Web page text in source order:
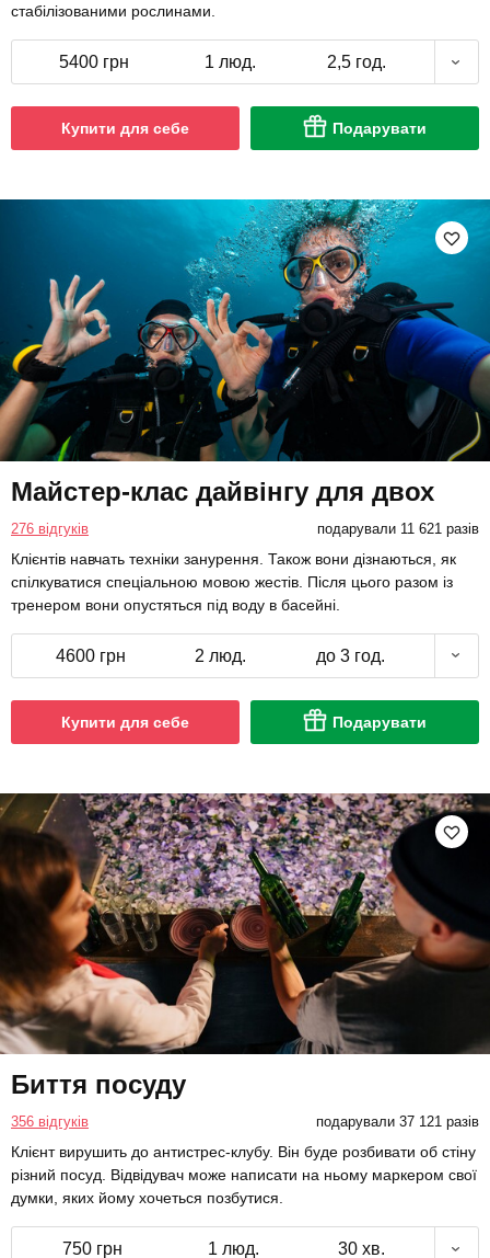
стабілізованими рослинами.
5400 грн 1 люд. 2,5 год.
Купити для себе Подарувати
Майстер-клас дайвінгу для двох
276 відгуків подарували 11 621 разів
Клієнтів навчать техніки занурення. Також вони дізнаються, як
спілкуватися спеціальною мовою жестів. Після цього разом із
тренером вони опустяться під воду в басейні.
4600 грн 2 люд. до 3 год.
Купити для себе Подарувати
Биття посуду
356 відгуків подарували 37 121 разів
Клієнт вирушить до антистрес-клубу. Він буде розбивати об стіну
різний посуд. Відвідувач може написати на ньому маркером свої
думки, яких йому хочеться позбутися.
750 грн 1 люд. 30 хв.